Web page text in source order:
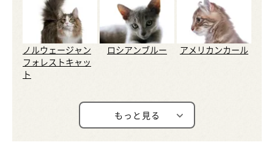
ノルウェージャン
フォレストキャッ
ト
ロシアンブルー アメリカンカール
もっと見る